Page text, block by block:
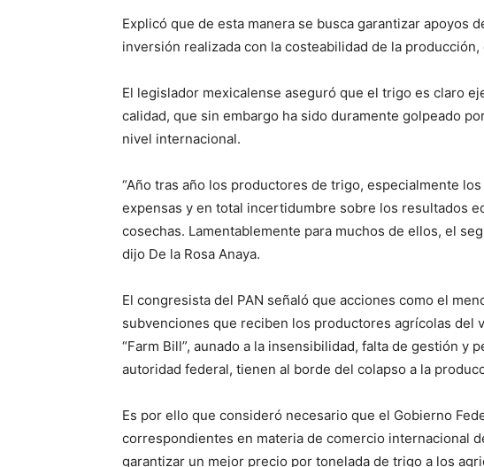
Explicó que de esta manera se busca garantizar apoyos
inversión realizada con la costeabilidad de la
El legislador mexicalense aseguró que el trigo es claro
calidad, que sin embargo ha sido duramente golpeado
nivel internacional.
“Año tras año los productores de trigo, especialmente
expensas y en total incertidumbre sobre los resultados
cosechas. Lamentablemente para muchos de ellos, el
dijo De la Rosa Anaya.
El congresista del PAN señaló que acciones como el
subvenciones que reciben los productores agrícolas del
“Farm Bill”, aunado a la insensibilidad, falta de gestión y
autoridad federal, tienen al borde del colapso a la
Es por ello que consideró necesario que el Gobierno
correspondientes en materia de comercio internacional
garantizar un mejor precio por tonelada de trigo a los